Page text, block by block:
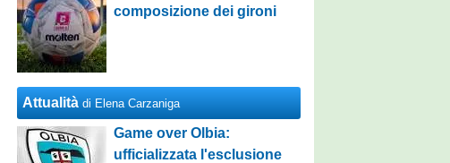
composizione dei gironi
Attualità di Elena Carzaniga
Game over Olbia:
ufficializzata l'esclusione